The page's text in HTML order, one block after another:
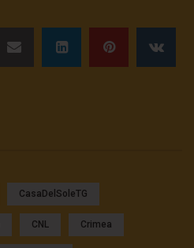
CasaDelSoleTG
CNL Crimea